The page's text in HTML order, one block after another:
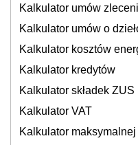
Kalkulator umów
Kalkulator umów o
Kalkulator kosztów
Kalkulator kredytów
Kalkulator składek ZUS
Kalkulator VAT
Kalkulator